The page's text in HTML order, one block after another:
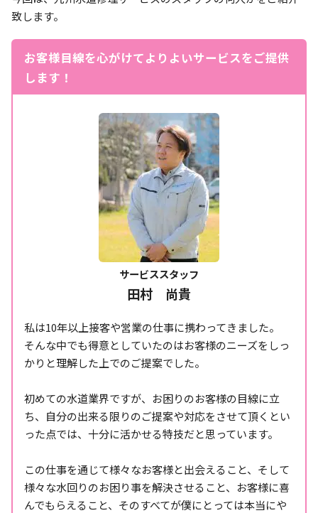
致します。
お客様目線を心がけてよりよいサービスをご提供
します！
サービススタッフ
田村 尚貴
私は10年以上接客や営業の仕事に携わってきました。
そんな中でも得意としていたのはお客様のニーズをしっ
かりと理解した上でのご提案でした。
初めての水道業界ですが、お困りのお客様の目線に立
ち、自分の出来る限りのご提案や対応をさせて頂くとい
った点では、十分に活かせる特技だと思っています。
この仕事を通じて様々なお客様と出会えること、そして
様々な水回りのお困り事を解決させること、お客様に喜
んでもらえること、そのすべてが僕にとっては本当にや